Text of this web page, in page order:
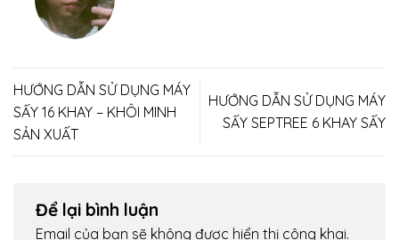
HƯỚNG DẪN SỬ DỤNG MÁY
SẤY 16 KHAY – KHÔI MINH
SẢN XUẤT
HƯỚNG DẪN SỬ DỤNG MÁY
SẤY SEPTREE 6 KHAY SẤY
Để lại bình luận
Email của bạn sẽ không được hiển thị công khai.